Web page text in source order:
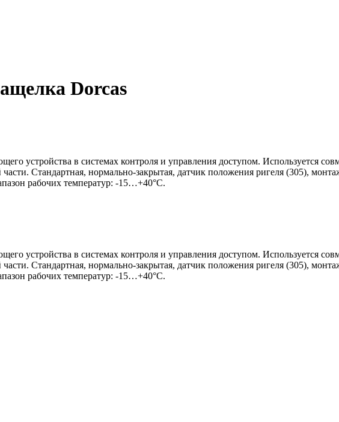
Dorcas
устройства в системах контроля и управления доступом. Используется
Стандартная, нормально-закрытая, датчик положения ригеля (305),
рабочих температур: -15…+40°C.
устройства в системах контроля и управления доступом. Используется
Стандартная, нормально-закрытая, датчик положения ригеля (305),
рабочих температур: -15…+40°C.